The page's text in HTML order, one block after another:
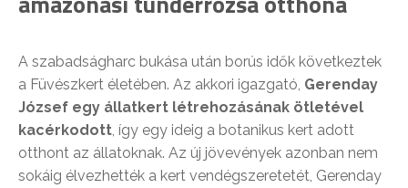
A szabadságharc bukása után borús idők következtek
a Füvészkert életében. Az akkori igazgató, Gerenday
József egy állatkert létrehozásának ötletével
kacérkodott, így egy ideig a botanikus kert adott
otthont az állatoknak. Az új jövevények azonban nem
sokáig élvezhették a kert vendégszeretetét, Gerenday